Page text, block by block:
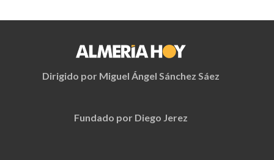
Dirigido por Miguel Ángel Sánchez Sáez
Fundado por Diego Jerez